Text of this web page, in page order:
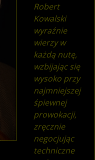
Robert
Kowalski
wyraźnie
wierzy w
każdą nutę,
wzbijając się
wysoko przy
najmniejszej
śpiewnej
prowokacji,
zręcznie
negocjując
techniczne